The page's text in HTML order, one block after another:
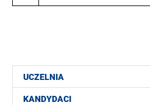
UCZELNIA
KANDYDACI